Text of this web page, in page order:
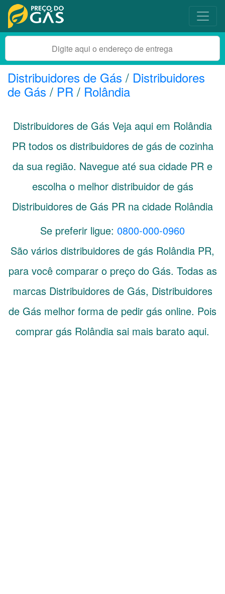
Distribuidores de Gás / Distribuidores
de Gás / PR / Rolândia
Distribuidores de Gás Veja aqui em Rolândia
PRtodos os distribuidores de gás de cozinha
da sua região. Navegue até sua cidade PR e
escolha o melhor distribuidor de gás
Distribuidores de Gás PR na cidade Rolândia
Se preferir ligue: 0800-000-0960
São vários distribuidores de gás Rolândia PR,
para você comparar o preço do Gás. Todas as
marcas Distribuidores de Gás, Distribuidores
de Gás melhor forma de pedir gás online. Pois
comprar gás Rolândia sai mais barato aqui.